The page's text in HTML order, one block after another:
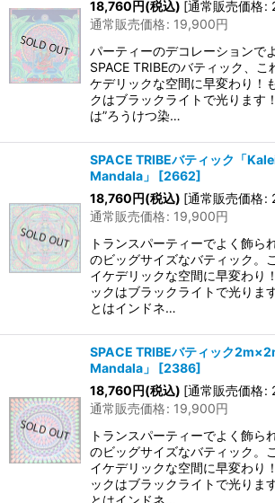
18,760円(税込) [通常販売価格:
通常販売価格: 19,900円
パーティーのデコレーションで
SPACE TRIBEのバティック、こ
ケデリックな空間に早変わり！
クはブラックライトで光ります
は”ろうけつ染…
SPACE TRIBEバティック「
Mandala」
[2662]
18,760円(税込) [通常販売価格:
通常販売価格: 19,900円
トランスパーティーでよく飾ら
のビッグサイズなバティック。
イケデリックな空間に早変わり
ックはブラックライトで光りま
とはインドネ…
SPACE TRIBEバティック
Mandala」
[2386]
18,760円(税込) [通常販売価格:
通常販売価格: 19,900円
トランスパーティーでよく飾ら
のビッグサイズなバティック。
イケデリックな空間に早変わり
ックはブラックライトで光りま
とはインドネ…